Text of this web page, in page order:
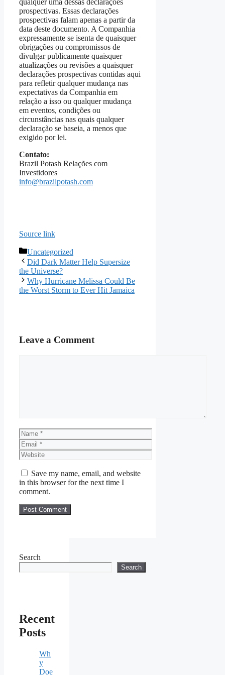
qualquer uma dessas declarações
prospectivas. Essas declarações
prospectivas falam apenas a partir da
data deste documento. A Companhia
expressamente se isenta de quaisquer
obrigações ou compromissos de
divulgar publicamente quaisquer
atualizações ou revisões a quaisquer
declarações prospectivas contidas aqui
para refletir qualquer mudança nas
expectativas da Companhia em
relação a isso ou qualquer mudança
em eventos, condições ou
circunstâncias nas quais qualquer
declaração se baseia, a menos que
exigido por lei.
Contato:
Brazil Potash Relações com
Investidores
info@brazilpotash.com
Source link
Categories
Uncategorized
Did Dark Matter Help Supersize
the Universe?
Why Hurricane Melissa Could Be
the Worst Storm to Ever Hit Jamaica
Leave a Comment
Name
Email
Website
Save my name, email, and website
in this browser for the next time I
comment.
Search
Search
Recent
Posts
Wh
y
Doe